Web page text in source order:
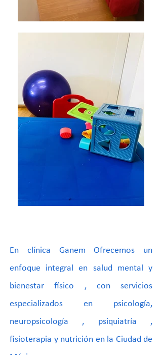
En clínica Ganem Ofrecemos un
enfoque integral en salud mental y
bienestar físico , con servicios
especializados en psicología,
neuropsicología , psiquiatría ,
fisioterapia y nutrición en la Ciudad de